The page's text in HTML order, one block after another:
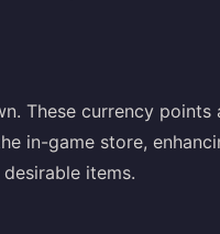
These currency points
in-game store,
items.